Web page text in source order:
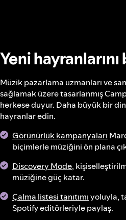
Yeni hayranlarını
Müzik pazarlama uzmanları ve
sağlamak üzere tasarlanmış
herkese duyur. Daha büyük bir
hayranlar edin.
Görünürlük kampanyaları
biçimlerle müziğini ön plana
Discovery Mode,
müziğine güç katar.
Çalma listesi tanıtımıyoluyla,
Spotify editörleriyle paylaş.